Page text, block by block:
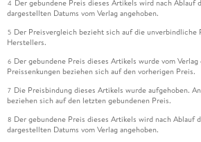
4 Der gebundene Preis dieses Artikels wird nach Ablauf
dargestellten Datums vom Verlag angehoben.
5 Der Preisvergleich bezieht sich auf die unverbindliche
Herstellers.
6 Der gebundene Preis dieses Artikels wurde vom Verlag
Preissenkungen beziehen sich auf den vorherigen Preis.
7 Die Preisbindung dieses Artikels wurde aufgehoben.
beziehen sich auf den letzten gebundenen Preis.
8 Der gebundene Preis dieses Artikels wird nach Ablauf
dargestellten Datums vom Verlag angehoben.